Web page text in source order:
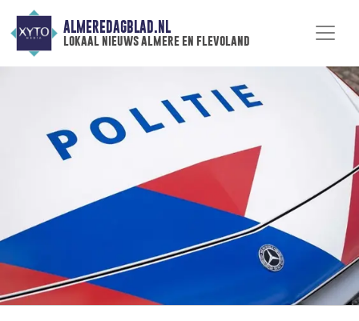
ALMEREDAGBLAD.NL
lokaal nieuws almere en flevoland